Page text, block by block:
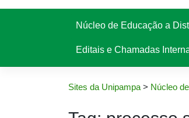
Núcleo de Educação a
Editais e Chamadas
Sites da Unipampa> Núcleo